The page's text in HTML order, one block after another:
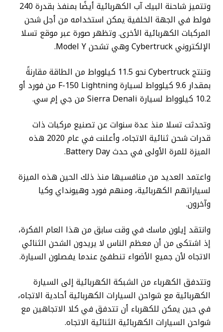
وتتميز شاحنة البيك آب الكهربائية أيضًا بمنفذ بقدرة 240
فولط في الجهة الخلفية يمكن استخدامه من أجل شحن
المركبات الكهربائية الأخرى. وتظهر صورة عبر موقع تسلا
الإلكتروني Cybertruck وهي تشحن Model Y.
وتنتج Cybertruck نحو 11.5 كيلوواط من الطاقة مقارنةً
بمقدار 9.6 كيلوواط لسيارة F-150 Lightning من فورد أو
10.2 كيلوواط لسيارة Sierra Denali من جي إم سي.
وتحدثت تسلا منذ عدة سنوات عن تصنيع مركبات ذات
قدرات شحن ثنائية الاتجاه، وأعلنت في عام 2020 هذه
الميزة للمرة الأولى في حدث Battery Day.
واعتمد العديد من منافسيها منذ ذلك الحين هذه الميزة
لسياراتهم الكهربائية، ومنهم فورد وهيونداي وكيا
وآخرون.
وانتقد إيلون ماسك في وقت سابق من هذا العام الفكرة،
إذ اشتكى من أن معظم الناس لا يريدون الشحن الثنائي
الاتجاه لأن جميع الأضواء تنطفئ عندما يفصلون السيارة.
وتتدفق الكهرباء من الشبكة الكهربائية إلى السيارة
الكهربائية مع شواحن السيارات الكهربائية أحادية الاتجاه،
في حين يمكن للكهرباء أن تتدفق في كلا الاتجاهين مع
شواحن السيارات الكهربائية الثنائية الاتجاه.